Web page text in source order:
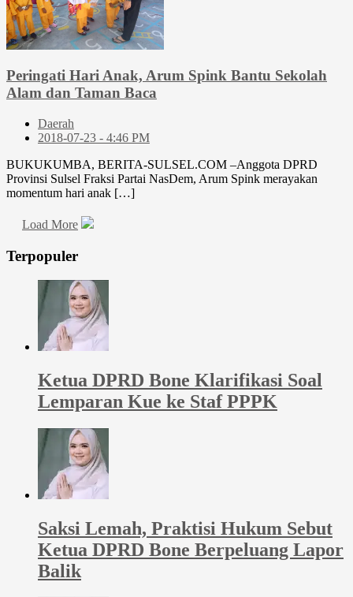
Peringati Hari Anak, Arum Spink Bantu Sekolah
Alam dan Taman Baca
Daerah
2018-07-23 - 4:46 PM
BUKUKUMBA, BERITA-SULSEL.COM –Anggota DPRD
Provinsi Sulsel Fraksi Partai NasDem, Arum Spink merayakan
momentum hari anak […]
Load More
Terpopuler
Ketua DPRD Bone Klarifikasi Soal
Lemparan Kue ke Staf PPPK
Saksi Lemah, Praktisi Hukum Sebut
Ketua DPRD Bone Berpeluang Lapor
Balik